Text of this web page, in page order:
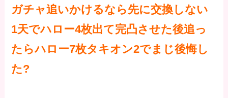
ガチャ追いかけるなら先に交換しない
1天でハロー4枚出て完凸させた後追っ
たらハロー7枚タキオン2でまじ後悔し
た?